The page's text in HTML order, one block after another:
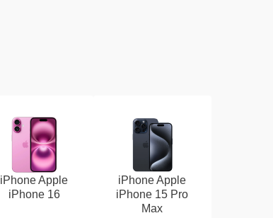
iPhone Apple
iPhone 16
iPhone Apple
iPhone 15 Pro
Max